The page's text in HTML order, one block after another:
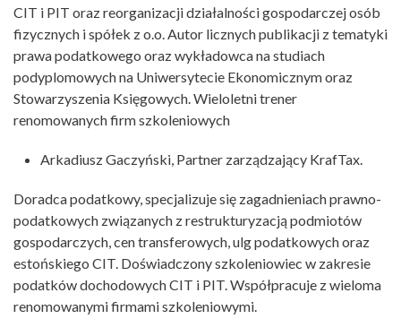
CIT i PIT oraz reorganizacji działalności gospodarczej osób
fizycznych i spółek z o.o. Autor licznych publikacji z tematyki
prawa podatkowego oraz wykładowca na studiach
podyplomowych na Uniwersytecie Ekonomicznym oraz
Stowarzyszenia Księgowych. Wieloletni trener
renomowanych firm szkoleniowych
Arkadiusz Gaczyński, Partner zarządzający KrafTax.
Doradca podatkowy, specjalizuje się zagadnieniach prawno-
podatkowych związanych z restrukturyzacją podmiotów
gospodarczych, cen transferowych, ulg podatkowych oraz
estońskiego CIT. Doświadczony szkoleniowiec w zakresie
podatków dochodowych CIT i PIT. Współpracuje z wieloma
renomowanymi firmami szkoleniowymi.